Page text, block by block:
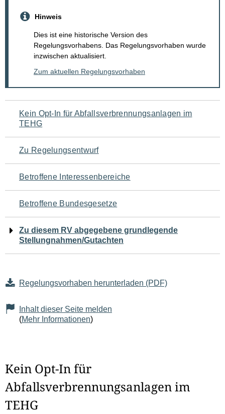
Hinweis
Dies ist eine historische Version des
Regelungsvorhabens. Das Regelungsvorhaben wurde
inzwischen aktualisiert.
Zum aktuellen Regelungsvorhaben
Navigation
für
den
Seiteninhalt
Kein Opt-In für Abfallsverbrennungsanlagen im
TEHG
Zu Regelungsentwurf
Betroffene Interessenbereiche
Betroffene Bundesgesetze
Zu diesem RV abgegebene grundlegende
Stellungnahmen/Gutachten
Regelungsvorhaben herunterladen (PDF)
Inhalt dieser Seite melden
(Mehr Informationen)
Kein Opt-In für
Abfallsverbrennungsanlagen im
TEHG